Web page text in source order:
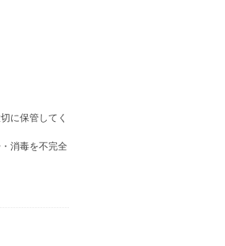
に保管してく
消毒を不完全